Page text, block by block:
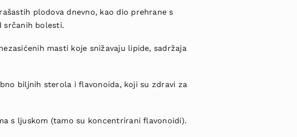
plodova dnevno, kao dio prehrane s
srčanih bolesti.
masti koje snižavaju lipide, sadržaja
biljnih sterola i flavonoida, koji su zdravi za
s ljuskom (tamo su koncentrirani flavonoidi).